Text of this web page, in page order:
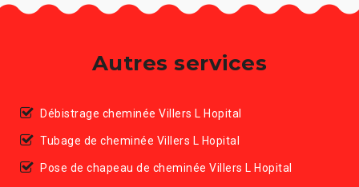
Autres services
Débistrage cheminée Villers L Hopital
Tubage de cheminée Villers L Hopital
Pose de chapeau de cheminée Villers L Hopital